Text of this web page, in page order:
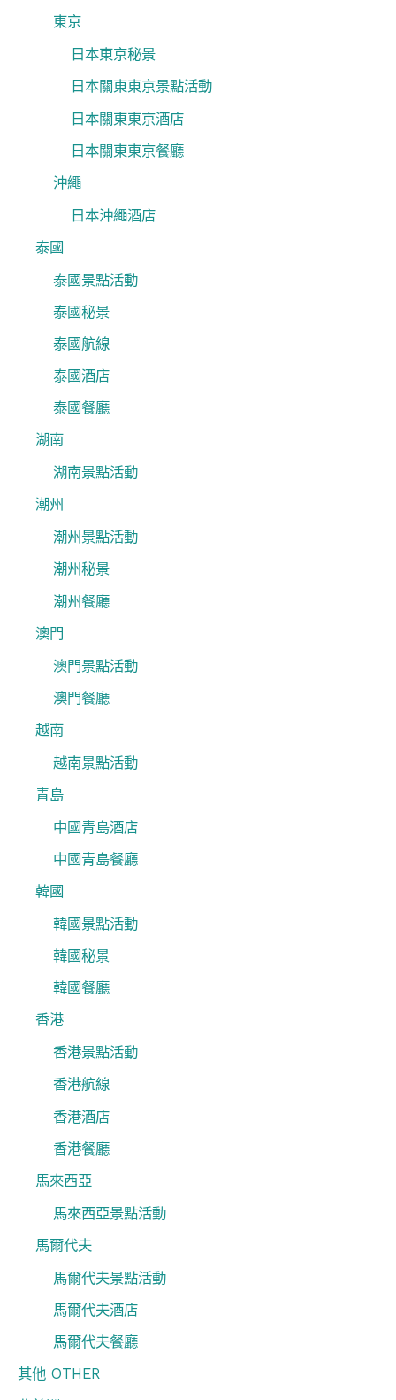
東京
日本東京秘景
日本關東東京景點活動
日本關東東京酒店
日本關東東京餐廳
沖繩
日本沖繩酒店
泰國
泰國景點活動
泰國秘景
泰國航線
泰國酒店
泰國餐廳
湖南
湖南景點活動
潮州
潮州景點活動
潮州秘景
潮州餐廳
澳門
澳門景點活動
澳門餐廳
越南
越南景點活動
青島
中國青島酒店
中國青島餐廳
韓國
韓國景點活動
韓國秘景
韓國餐廳
香港
香港景點活動
香港航線
香港酒店
香港餐廳
馬來西亞
馬來西亞景點活動
馬爾代夫
馬爾代夫景點活動
馬爾代夫酒店
馬爾代夫餐廳
其他 OTHER